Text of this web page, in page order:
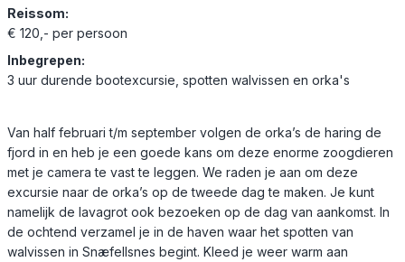
Reissom:
€ 120,- per persoon
Inbegrepen:
3 uur durende bootexcursie, spotten walvissen en orka's
Van half februari t/m september volgen de orka’s de haring de
fjord in en heb je een goede kans om deze enorme zoogdieren
met je camera te vast te leggen. We raden je aan om deze
excursie naar de orka’s op de tweede dag te maken. Je kunt
namelijk de lavagrot ook bezoeken op de dag van aankomst. In
de ochtend verzamel je in de haven waar het spotten van
walvissen in Snæfellsnes begint. Kleed je weer warm aan